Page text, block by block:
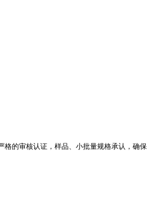
格的审核认证，样品、小批量规格承认，确保